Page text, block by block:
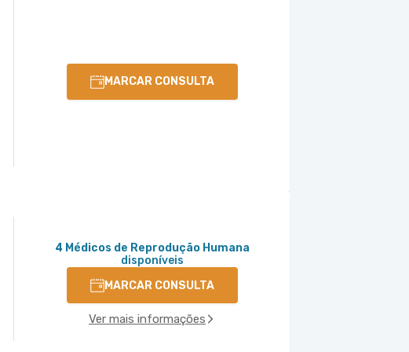
MARCAR CONSULTA
4 Médicos de Reprodução Humana
disponíveis
MARCAR CONSULTA
Ver mais informações